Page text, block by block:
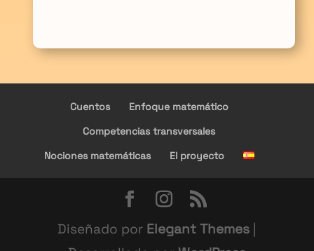
Cuentos
Enfoque matemático
Competencias transversales
Nociones matemáticas
El proyecto
Diseñado por Elegant Themes|